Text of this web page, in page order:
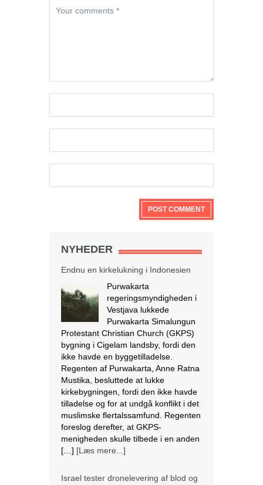
NYHEDER
Endnu en kirkelukning i Indonesien
Purwakarta
regeringsmyndigheden i
Vestjava lukkede
Purwakarta Simalungun
Protestant Christian Church (GKPS)
bygning i Cigelam landsby, fordi den
ikke havde en byggetilladelse.
Regenten af Purwakarta, Anne Ratna
Mustika, besluttede at lukke
kirkebygningen, fordi den ikke havde
tilladelse og for at undgå konflikt i det
muslimske flertalssamfund. Regenten
foreslog derefter, at GKPS-
menigheden skulle tilbede i en anden
[…] [Læs mere...]
Israel tester dronelevering af blod og